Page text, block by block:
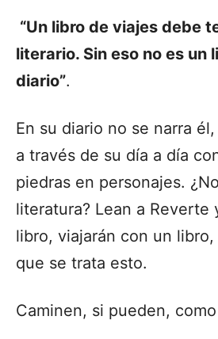
“Un libro de viajes debe
literario. Sin eso no es un
diario”.
En su diario no se narra
a través de su día a día
piedras en personajes.
literatura? Lean a Reverte
libro, viajarán con un
que se trata esto.
Caminen, si pueden,